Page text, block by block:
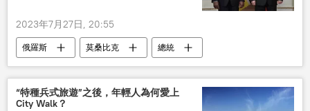
2023年7月27日, 20:55
俄羅斯 莫桑比克
總統
普京
會見
“特種兵式旅遊”之後，年輕人為何愛上
City Walk？